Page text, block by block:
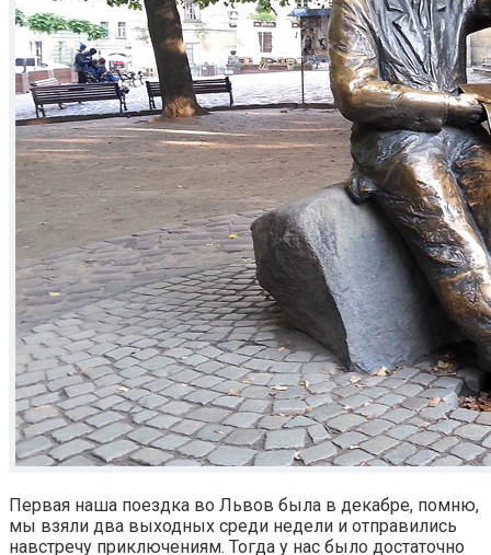
Первая наша поездка во Львов была в декабре, помню,
мы взяли два выходных среди недели и отправились
навстречу приключениям. Тогда у нас было достаточно